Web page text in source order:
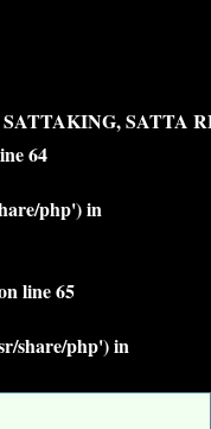
SATTA
64
php') in
line65
share/php') in